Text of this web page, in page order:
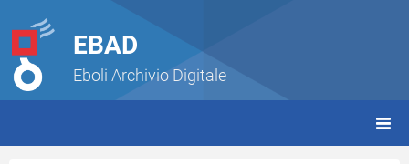
EBAD
Eboli Archivio Digitale